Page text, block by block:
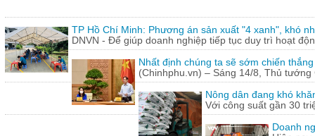
TP Hồ Chí Minh: Phương án sản xuất "4 xanh", khó
DNVN - Để giúp doanh nghiệp tiếp tục duy trì hoạt
Nhất định chúng ta sẽ sớm chiến
(Chinhphu.vn) – Sáng 14/8, Thủ
Nông dân đang khó
Với công suất gần 30
Doanh